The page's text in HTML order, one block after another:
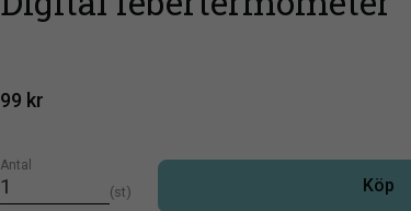
99 kr
Antal
st Köp